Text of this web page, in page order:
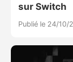
sur Switch
Publié le 24/10/